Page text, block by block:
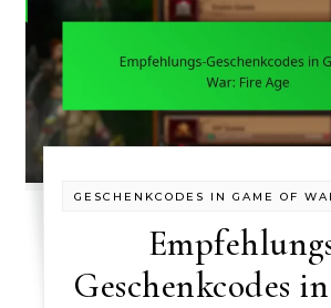
GESCHENKCODES IN GAME OF
Geschenkcodes